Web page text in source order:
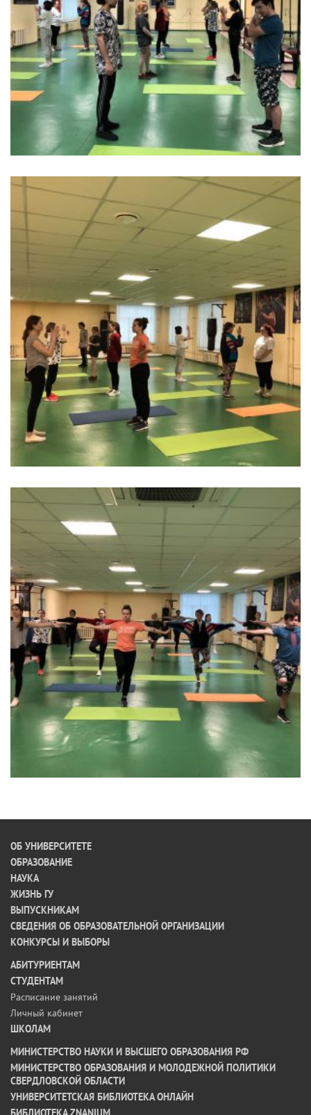
ОБ УНИВЕРСИТЕТЕ
ОБРАЗОВАНИЕ
НАУКА
ЖИЗНЬ ГУ
ВЫПУСКНИКАМ
СВЕДЕНИЯ ОБ ОБРАЗОВАТЕЛЬНОЙ ОРГАНИЗАЦИИ
КОНКУРСЫ И ВЫБОРЫ
АБИТУРИЕНТАМ
СТУДЕНТАМ
Расписание занятий
Личный кабинет
ШКОЛАМ
МИНИСТЕРСТВО НАУКИ И ВЫСШЕГО ОБРАЗОВАНИЯ РФ
МИНИСТЕРСТВО ОБРАЗОВАНИЯ И МОЛОДЕЖНОЙ ПОЛИТИКИ
СВЕРДЛОВСКОЙ ОБЛАСТИ
УНИВЕРСИТЕТСКАЯ БИБЛИОТЕКА ОНЛАЙН